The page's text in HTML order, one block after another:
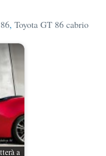
, Toyota GT 86 cabrio
a